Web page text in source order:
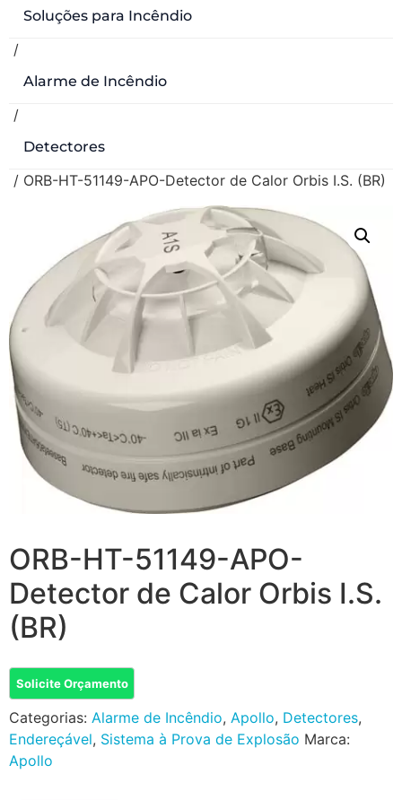
Soluções para Incêndio
/
Alarme de Incêndio
/
Detectores
/ ORB-HT-51149-APO-Detector de Calor Orbis I.S. (BR)
ORB-HT-51149-APO-
Detector de Calor Orbis I.S.
(BR)
Solicite Orçamento
Categorias: Alarme de Incêndio, Apollo, Detectores,
Endereçável, Sistema à Prova de Explosão Marca:
Apollo